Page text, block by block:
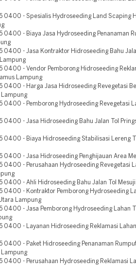
0400 - Spesialis Hydroseeding Land Scaping
0400 - Biaya Jasa Hydroseeding Penanaman
0400 - Jasa Kontraktor Hidroseeding Bahu
0400 - Vendor Pemborong Hidroseeding
Lampung
0400 - Harga Jasa Hidroseeding Revegetasi
Lampung
0400 - Pemborong Hydroseeding Revegetasi
0400 - Jasa Hidroseeding Bahu Jalan Tol
0400 - Biaya Hidroseeding Stabilisasi Lereng
0400 - Jasa Hidroseeding Penghijauan Area
0400 - Perusahaan Hydroseeding Revegetasi
0400 - Ahli Hidroseeding Bahu Jalan Tol
0400 - Kontraktor Pemborong Hydroseeding
Lampung
0400 - Jasa Pemborong Hydroseeding Lahan
0400 - Layanan Hidroseeding Reklamasi
0400 - Paket Hidroseeding Penanaman
Lampung
0400 - Perusahaan Hydroseeding Reklamasi